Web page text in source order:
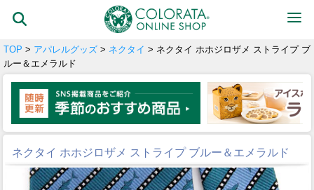
TOP > アパレルグッズ > ネクタイ > ネクタイ ホホジロザメ ストライプ ブ
ルー＆エメラルド
ネクタイ ホホジロザメ ストライプ ブルー＆エメラルド